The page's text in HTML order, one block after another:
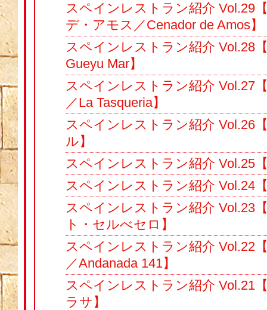
スペインレストラン紹介 Vol.29
デ・アモス／Cenador de Amos】
スペインレストラン紹介 Vol.28
Gueyu Mar】
スペインレストラン紹介 Vol.27
／La Tasqueria】
スペインレストラン紹介 Vol.26
ル】
スペインレストラン紹介 Vol.25
スペインレストラン紹介 Vol.24
スペインレストラン紹介 Vol.23
ト・セルべセロ】
スペインレストラン紹介 Vol.22
／Andanada 141】
スペインレストラン紹介 Vol.21
ラサ】